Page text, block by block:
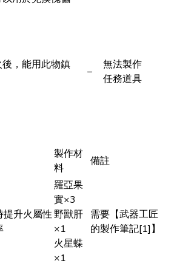
，能用此物鎮
–
無法製作
任務道具
製作材
料
備註
提升火屬性
羅亞果
實×3
野獸肝
×1
火星蝶
×1
需要【武器工匠
的製作筆記[1]】